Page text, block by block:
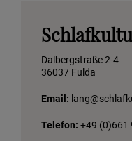
Dalbergstraße 2-4
36037 Fulda
Email:
Telefon: +49 (0)661